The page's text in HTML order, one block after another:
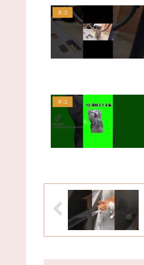
ネコ
ネコ